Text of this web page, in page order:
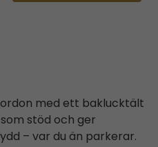
med ett baklucktält
stöd och ger
– var du än parkerar.